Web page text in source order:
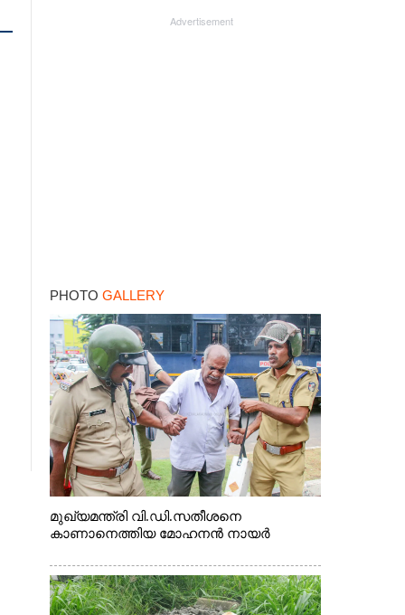
Advertisement
PHOTO GALLERY
മുഖ്യമന്ത്രി വി.ഡി.സതീശനെ
കാണാനെത്തിയ മോഹനൻ നായർ